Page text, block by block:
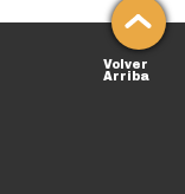
Volver
Arriba